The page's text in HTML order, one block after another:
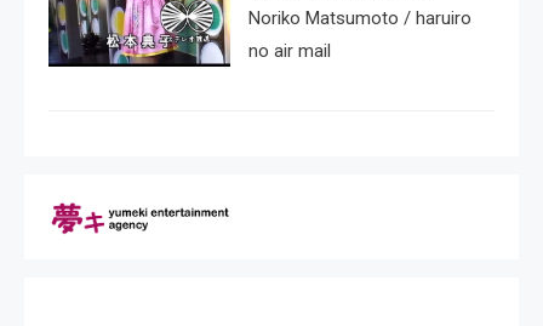
Noriko Matsumoto / haruiro
no air mail